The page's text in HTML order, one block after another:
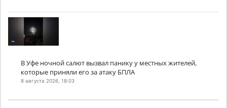
В Уфе ночной салют вызвал панику у местных жителей,
которые приняли его за атаку БПЛА
8 августа 2026, 18:03